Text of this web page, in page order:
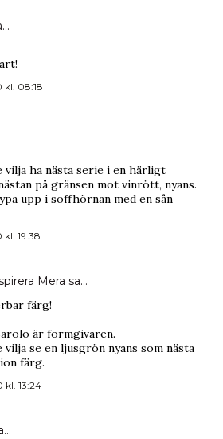
kl. 08:18
vilja ha nästa serie i en härligt
på gränsen mot vinrött, nyans.
upp i soffhörnan med en sån
kl. 19:38
Mera sa…
färg!
är formgivaren.
vilja se en ljusgrön nyans som nästa
färg.
kl. 13:24